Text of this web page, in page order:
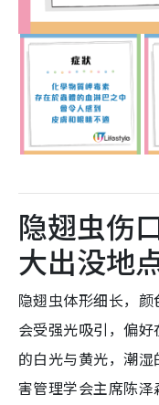
隐翅虫伤
大出没地
隐翅虫体形细长，
会受强光吸引，偏
的白光与黄光，潮
害管理学会主席陈